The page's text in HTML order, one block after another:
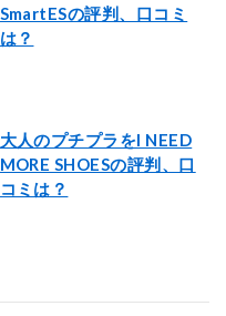
SmartESの評判、口コミ
は？
大人のプチプラをI NEED
MORE SHOESの評判、口
コミは？